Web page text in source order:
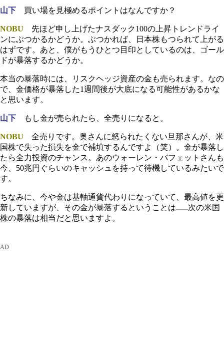
山下 買い場を見極めるポイントはなんですか？
NOBU 先ほど申し上げたナスダック100の上昇トレンドライ
ンにぶつかるかどうか。ぶつかれば、日本株もつられて上がる
はずです。あと、僕がもうひとつ目印としているのは、ゴール
ドが暴落するかどうか。
本当の暴落時には、リスクヘッジ資産の金も売られます。なの
で、金価格が暴落した1週間後が大底になる可能性があるかな
と思います。
山下 もし金が売られたら、全売りになると。
NOBU 全売りです。奥さんに怒られたくない旦那さんが、米
国株で失った損失を金で補填するんですよ（笑）。金が暴落し
たら全力投資のチャンス。あのウォーレン・バフェットさんも
今、50兆円ぐらいのキャッシュを持って待機しているみたいで
す。
ちなみに、今や金は基軸通貨代わりになっていて、最高値を更
新していますが、その金が暴落するということは......次の米国
株の暴落は相当だと思いますよ。